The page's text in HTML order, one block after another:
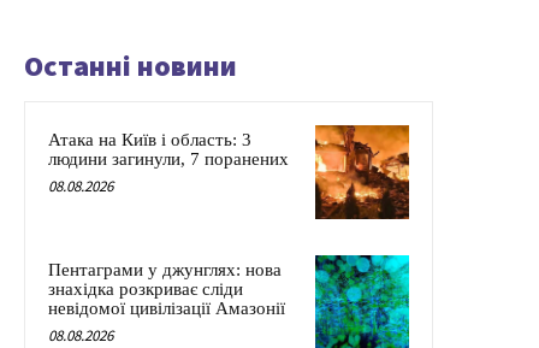
Останні новини
Атака на Київ і область: 3
людини загинули, 7 поранених
08.08.2026
Пентаграми у джунглях: нова
знахідка розкриває сліди
невідомої цивілізації Амазонії
08.08.2026